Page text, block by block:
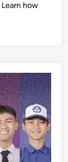
Learn how